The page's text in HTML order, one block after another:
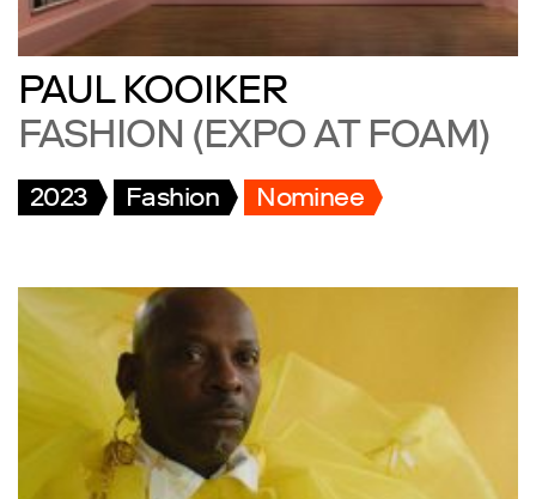
PAUL KOOIKER
FASHION (EXPO AT FOAM)
2023 Fashion Nominee